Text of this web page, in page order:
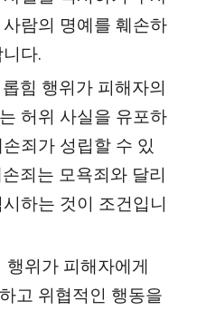
람의 명예를 훼손하
다.
힘 행위가 피해자의
허위 사실을 유포하
죄가 성립할 수 있
죄는 모욕죄와 달리
하는 것이 조건입니
행위가 피해자에게
고 위협적인 행동을